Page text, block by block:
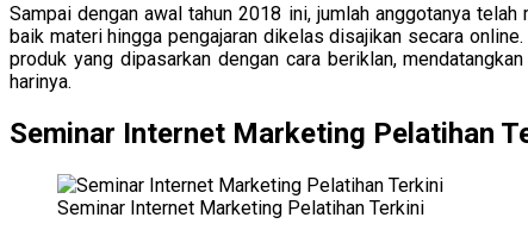
Sampai dengan awal tahun 2018 ini, jumlah anggotanya
baik materi hingga pengajaran dikelas disajikan secara
produk yang dipasarkan dengan cara beriklan,
harinya.
Seminar Internet Marketing Pelatihan
Seminar Internet Marketing Pelatihan Terkini